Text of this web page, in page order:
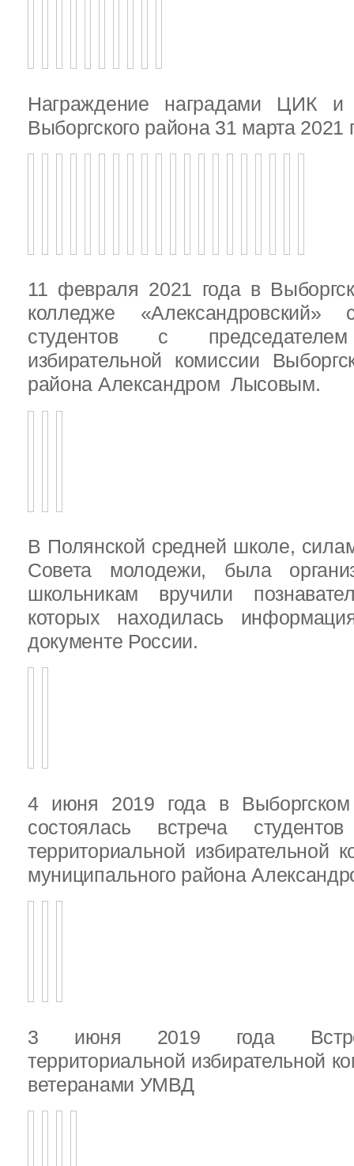
Награждение наградами ЦИК
Выборгского района 31 марта 2021
11 февраля 2021 года в
колледже «Александровский»
студентов с председателем
избирательной комиссии
района Александром Лысовым.
В Полянской средней школе,
Совета молодежи, была
школьникам вручили
которых находилась
документе России.
4 июня 2019 года в
состоялась встреча
территориальной избирательной
муниципального района
3 июня 2019 года
территориальной избирательной
ветеранами УМВД